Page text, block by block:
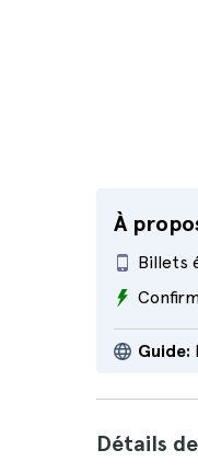
À
Billets
Guide:
Détails